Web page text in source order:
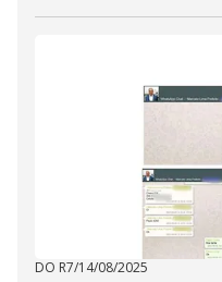
DO R7/14/08/2025